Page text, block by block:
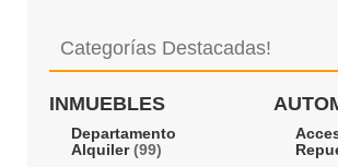
Categorías Destacadas!
INMUEBLES
Departamento
Alquiler(99)